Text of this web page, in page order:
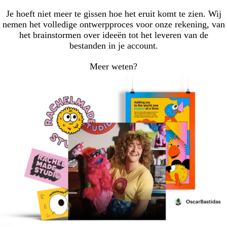
Je hoeft niet meer te gissen hoe het eruit komt te zien. Wij
nemen het volledige ontwerpproces voor onze rekening, van
het brainstormen over ideeën tot het leveren van de
bestanden in je account.
Meer weten?